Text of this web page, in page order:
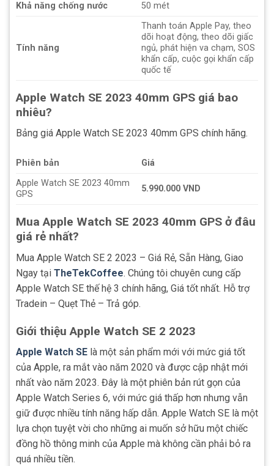
Khả năng chống nước 50 mét
Tính năng
Thanh toán Apple Pay, theo
dõi hoạt động, theo dõi giấc
ngủ, phát hiện va chạm, SOS
khẩn cấp, cuộc gọi khẩn cấp
quốc tế
Apple Watch SE 2023 40mm GPS giá bao
nhiêu?
Bảng giá Apple Watch SE 2023 40mm GPS chính hãng.
Phiên bản
Giá
Apple Watch SE 2023 40mm
GPS
5.990.000 VND
Mua Apple Watch SE 2023 40mm GPS ở đâu
giá rẻ nhất?
Mua Apple Watch SE 2 2023 – Giá Rẻ, Sẵn Hàng, Giao
Ngay tại TheTekCoffee. Chúng tôi chuyên cung cấp
Apple Watch SE thế hệ 3 chính hãng, Giá tốt nhất. Hỗ trợ
Tradein – Quẹt Thẻ – Trả góp.
Giới thiệu Apple Watch SE 2 2023
Apple Watch SE là một sản phẩm mới với mức giá tốt
của Apple, ra mắt vào năm 2020 và được cập nhật mới
nhất vào năm 2023. Đây là một phiên bản rút gọn của
Apple Watch Series 6, với mức giá thấp hơn nhưng vẫn
giữ được nhiều tính năng hấp dẫn. Apple Watch SE là một
lựa chọn tuyệt vời cho những ai muốn sở hữu một chiếc
đồng hồ thông minh của Apple mà không cần phải bỏ ra
quá nhiều tiền.